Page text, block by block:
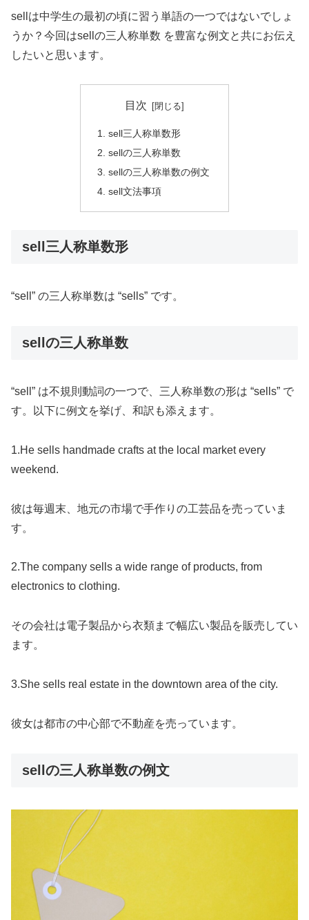
sellは中学生の最初の頃に習う単語の一つではないでしょ
うか？今回はsellの三人称単数 を豊富な例文と共にお伝え
したいと思います。
目次
sell三人称単数形
sellの三人称単数
sellの三人称単数の例文
sell文法事項
sell三人称単数形
“sell” の三人称単数は “sells” です。
sellの三人称単数
“sell” は不規則動詞の一つで、三人称単数の形は “sells” で
す。以下に例文を挙げ、和訳も添えます。
1.He sells handmade crafts at the local market every
weekend.
彼は毎週末、地元の市場で手作りの工芸品を売っていま
す。
2.The company sells a wide range of products, from
electronics to clothing.
その会社は電子製品から衣類まで幅広い製品を販売してい
ます。
3.She sells real estate in the downtown area of the city.
彼女は都市の中心部で不動産を売っています。
sellの三人称単数の例文